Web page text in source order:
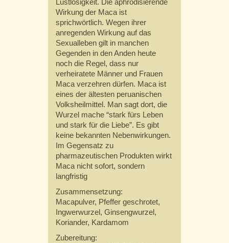
Lustlosigkeit. Die aphrodisierende
Wirkung der Maca ist
sprichwörtlich. Wegen ihrer
anregenden Wirkung auf das
Sexualleben gilt in manchen
Gegenden in den Anden heute
noch die Regel, dass nur
verheiratete Männer und Frauen
Maca verzehren dürfen. Maca ist
eines der ältesten peruanischen
Volksheilmittel. Man sagt dort, die
Wurzel mache “stark fürs Leben
und stark für die Liebe”. Es gibt
keine bekannten Nebenwirkungen.
Im Gegensatz zu
pharmazeutischen Produkten wirkt
Maca nicht sofort, sondern
langfristig
Zusammensetzung:
Macapulver, Pfeffer geschrotet,
Ingwerwurzel, Ginsengwurzel,
Koriander, Kardamom
Zubereitung: